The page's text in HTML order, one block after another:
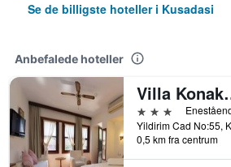
Se de billigste hoteller i Kusadasi
Anbefalede hoteller
3 stjerner
0,5 km fra centrum